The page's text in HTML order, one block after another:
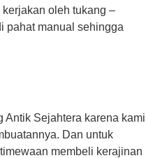
oleh tukang –
pahat manual sehingga
Antik Sejahtera karena kami
Dan untuk
membeli kerajinan